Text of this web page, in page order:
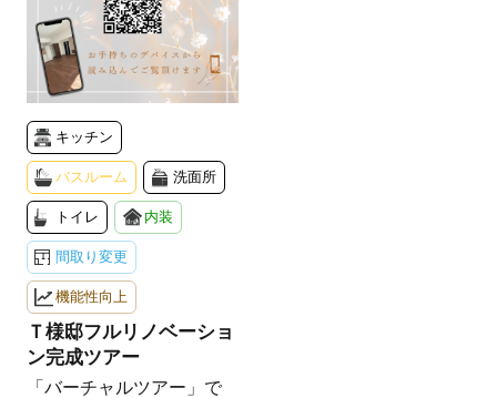
キッチン
バスルーム 洗面所
トイレ 内装
間取り変更
機能性向上
Ｔ様邸フルリノベーショ
ン完成ツアー
「バーチャルツアー」で